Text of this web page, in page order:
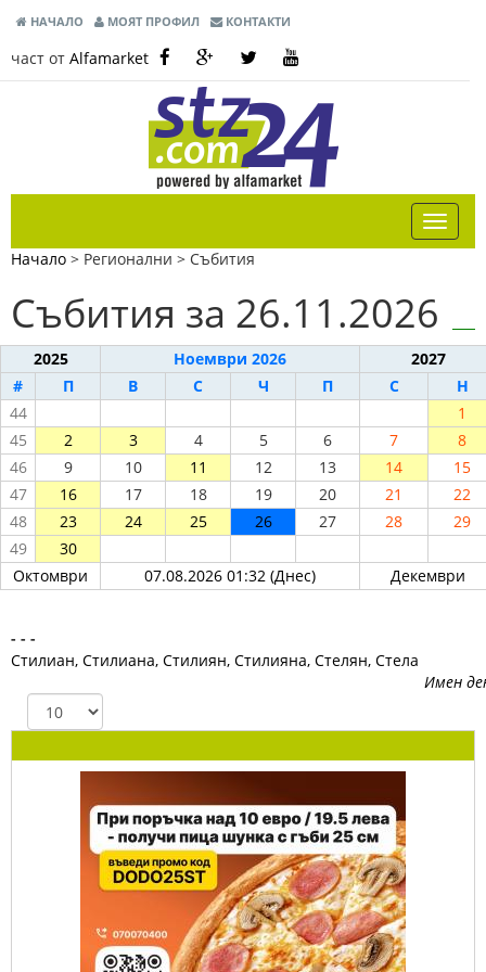
НАЧАЛО МОЯТ ПРОФИЛ КОНТАКТИ
част от Alfamarket
Начало > Регионални > Събития
Събития за 26.11.2026
2025 Ноември 2026
2027
#
П В С Ч П С
Н
44
1
45
2 3 4 5 6 7
8
46
9 10 11 12 13 14
15
47
16 17 18 19 20 21
22
48
23 24 25 26 27 28
29
49
30
Октомври
07.08.2026 01:32 (Днес) Декември
- - -
Стилиан, Стилиана, Стилиян, Стилияна, Стелян, Стела
Имен